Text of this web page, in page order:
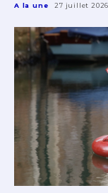
A la une 27 juillet 2026